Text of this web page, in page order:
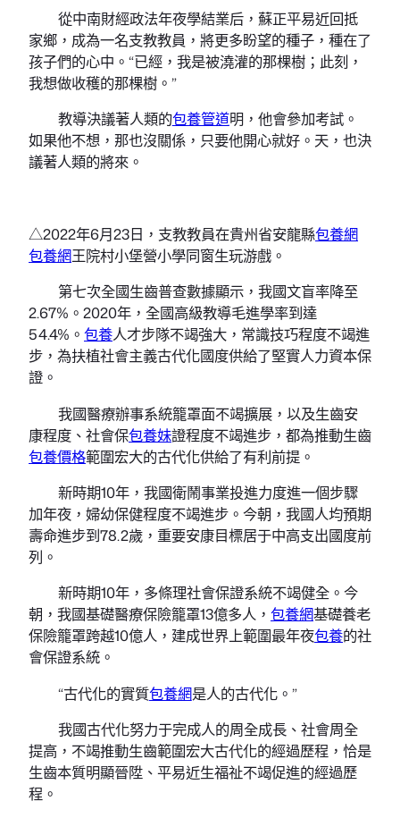
從中南財經政法年夜學結業后，蘇正平易近回抵
家鄉，成為一名支教教員，將更多盼望的種子，種在了
孩子們的心中。“已經，我是被澆灌的那棵樹；此刻，
我想做收穫的那棵樹。”
教導決議著人類的包養管道明，他會參加考試。
如果他不想，那也沒關係，只要他開心就好。天，也決
議著人類的將來。
△2022年6月23日，支教教員在貴州省安龍縣包養網
包養網王院村小堡營小學同窗生玩游戲。
第七次全國生齒普查數據顯示，我國文盲率降至
2.67%。2020年，全國高級教導毛進學率到達
54.4%。 包養人才步隊不竭強大，常識技巧程度不竭進
步，為扶植社會主義古代化國度供給了堅實人力資本保
證。
我國醫療辦事系統籠罩面不竭擴展，以及生齒安
康程度、社會保包養妹證程度不竭進步，都為推動生齒
包養價格範圍宏大的古代化供給了有利前提。
新時期10年，我國衛鬧事業投進力度進一個步驟
加年夜，婦幼保健程度不竭進步。今朝，我國人均預期
壽命進步到78.2歲，重要安康目標居于中高支出國度前
列。
新時期10年，多條理社會保證系統不竭健全。今
朝，我國基礎醫療保險籠罩13億多人， 包養網基礎養老
保險籠罩跨越10億人，建成世界上範圍最年夜包養的社
會保證系統。
“古代化的實質包養網是人的古代化。”
我國古代化努力于完成人的周全成長、社會周全
提高，不竭推動生齒範圍宏大古代化的經過歷程，恰是
生齒本質明顯晉陞、平易近生福祉不竭促進的經過歷
程。